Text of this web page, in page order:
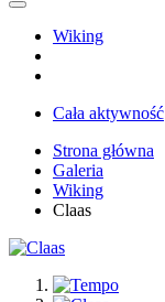
Wiking
Cała aktywność
Strona główna
Galeria
Wiking
Claas